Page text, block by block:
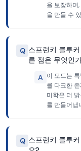
을 보장하며
을 만들 수
Q 스프런키 클루
른 점은 무엇인
A 이 모드는
를 다크한
미학은 더
를 만들어냅
Q 스프런키 클루